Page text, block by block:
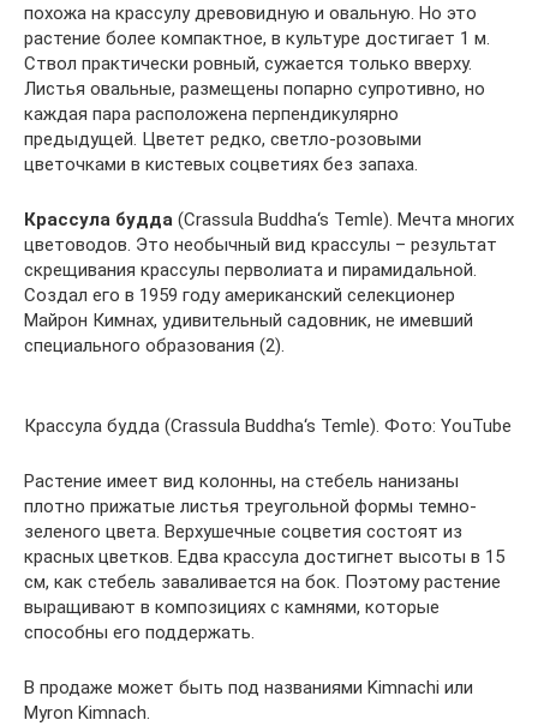
похожа на крассулу древовидную и овальную. Но это
растение более компактное, в культуре достигает 1 м.
Ствол практически ровный, сужается только вверху.
Листья овальные, размещены попарно супротивно, но
каждая пара расположена перпендикулярно
предыдущей. Цветет редко, светло-розовыми
цветочками в кистевых соцветиях без запаха.
Крассула будда (Crassula Buddha‘s Temle). Мечта многих
цветоводов. Это необычный вид крассулы – результат
скрещивания крассулы перволиата и пирамидальной.
Создал его в 1959 году американский селекционер
Майрон Кимнах, удивительный садовник, не имевший
специального образования (2).
Крассула будда (Crassula Buddha‘s Temle). Фото: YouTube
Растение имеет вид колонны, на стебель нанизаны
плотно прижатые листья треугольной формы темно-
зеленого цвета. Верхушечные соцветия состоят из
красных цветков. Едва крассула достигнет высоты в 15
см, как стебель заваливается на бок. Поэтому растение
выращивают в композициях с камнями, которые
способны его поддержать.
В продаже может быть под названиями Kimnachi или
Myron Kimnach.